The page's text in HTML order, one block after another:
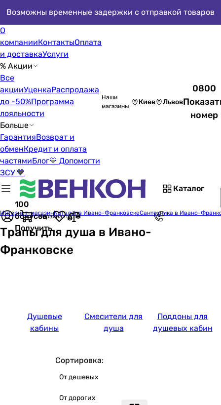
Возможны временные задержки с отправкой товаров
О
компанииКонтактыОплата
и доставкаУслуги
% Акции
Все
акцииУценкаРаспродажа
до -50%Программа
лояльности
Больше
ГарантияВозврат и
обменКредит и оплата
частямиБлог💛 Допомогти
ЗСУ 💙
Наши
магазины
Киев Львов
0800
номер
Каталог
100
бонусов
Получить
Корзина пуста
Интернет-магазинКаталог в Ивано-ФранковскеСантехника в Ивано-
Трапы для душа в Ивано-
Франковске
Душевые
кабины
Смесители для
душа
Поддоны для
душевых кабин
Сортировка:
От дешевых
От дорогих